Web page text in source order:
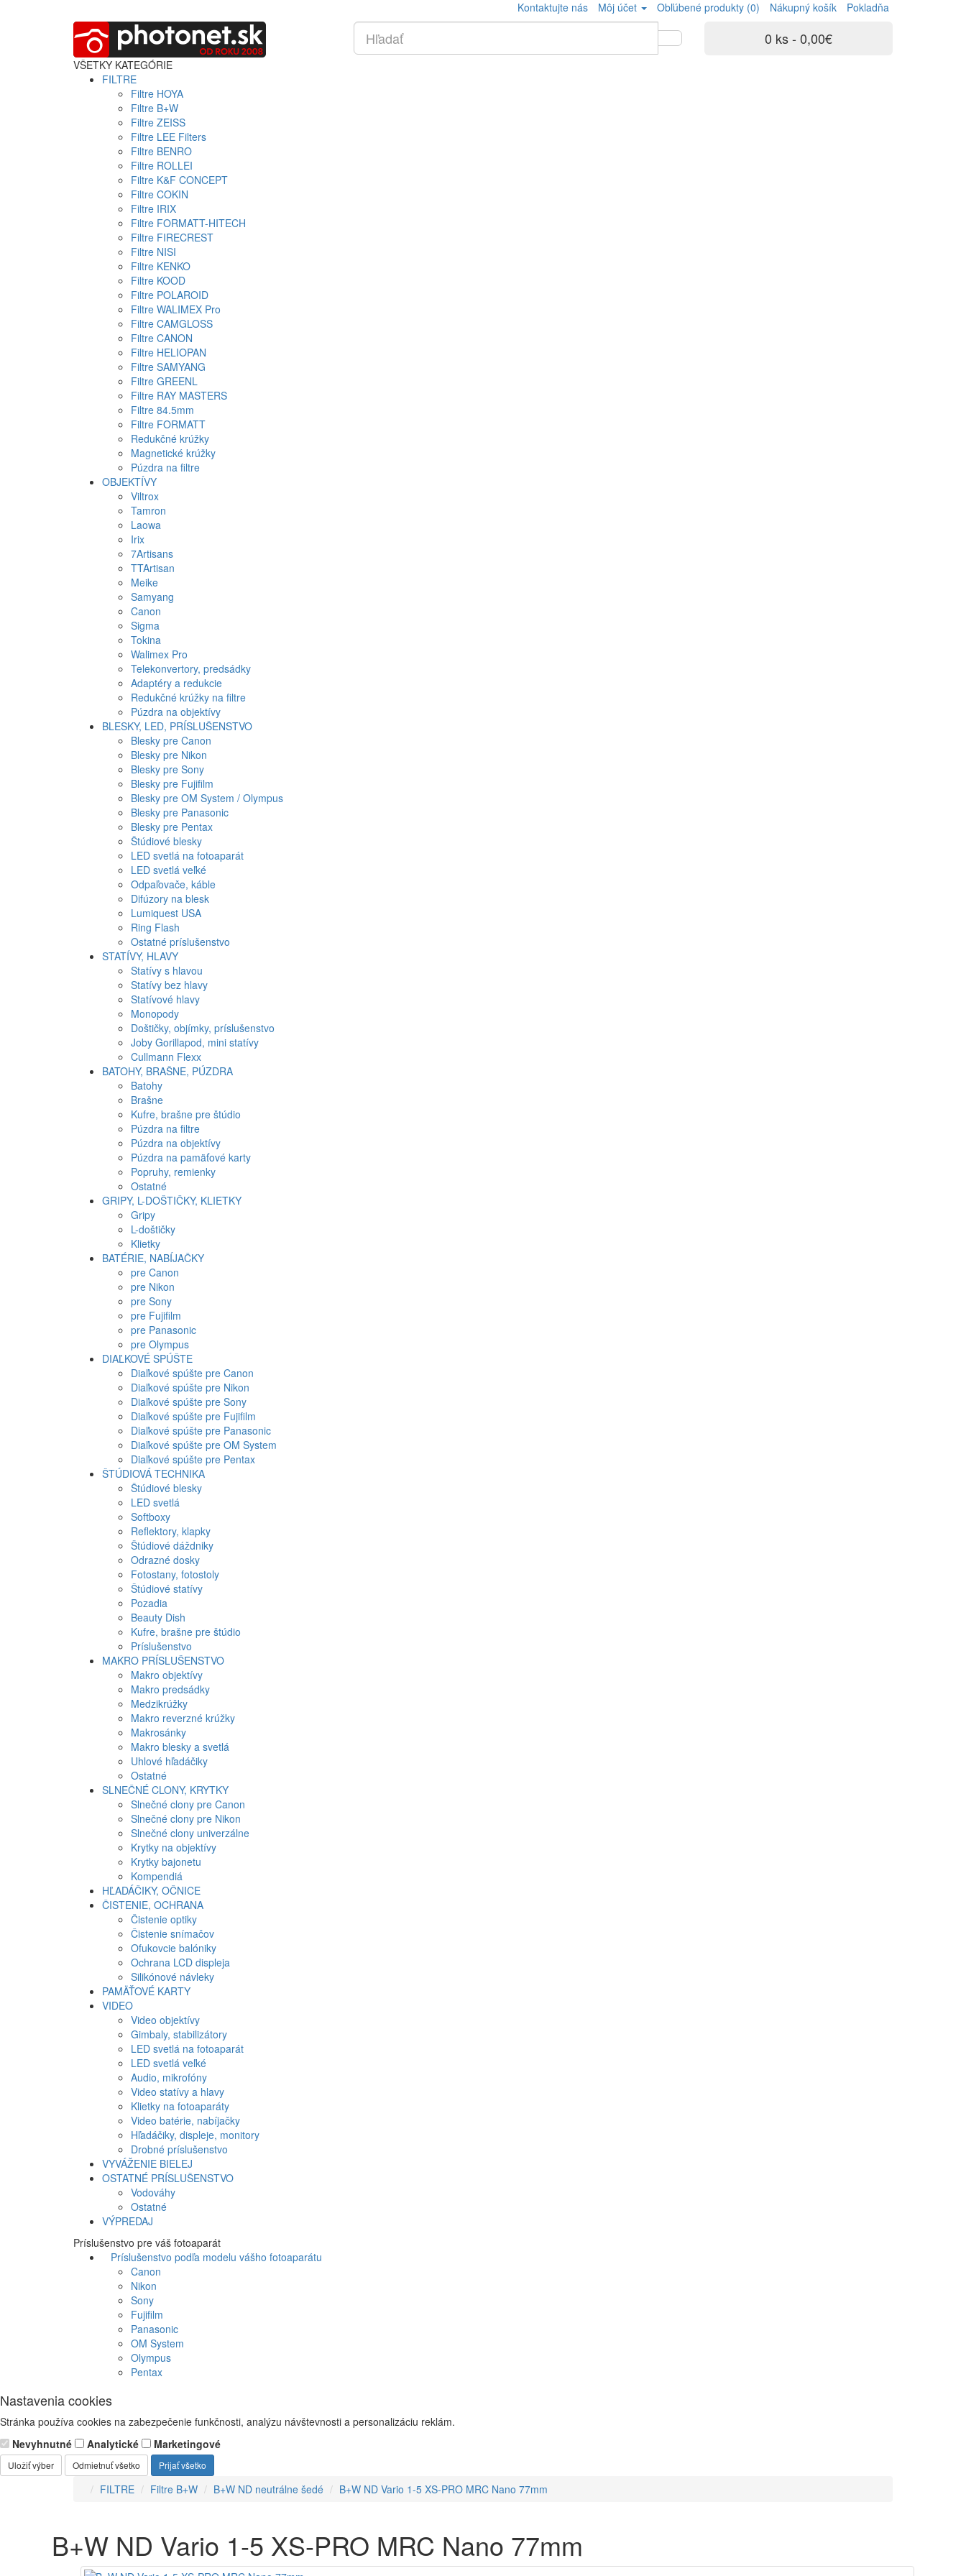
Kontaktujte nás Môj účet Obľúbené produkty (0) Nákupný košík Pokladňa
0 ks - 0,00€
VŠETKY KATEGÓRIE
FILTRE
Filtre HOYA
Filtre B+W
Filtre ZEISS
Filtre LEE Filters
Filtre BENRO
Filtre ROLLEI
Filtre K&F CONCEPT
Filtre COKIN
Filtre IRIX
Filtre FORMATT-HITECH
Filtre FIRECREST
Filtre NISI
Filtre KENKO
Filtre KOOD
Filtre POLAROID
Filtre WALIMEX Pro
Filtre CAMGLOSS
Filtre CANON
Filtre HELIOPAN
Filtre SAMYANG
Filtre GREENL
Filtre RAY MASTERS
Filtre 84.5mm
Filtre FORMATT
Redukčné krúžky
Magnetické krúžky
Púzdra na filtre
OBJEKTÍVY
Viltrox
Tamron
Laowa
Irix
7Artisans
TTArtisan
Meike
Samyang
Canon
Sigma
Tokina
Walimex Pro
Telekonvertory, predsádky
Adaptéry a redukcie
Redukčné krúžky na filtre
Púzdra na objektívy
BLESKY, LED, PRÍSLUŠENSTVO
Blesky pre Canon
Blesky pre Nikon
Blesky pre Sony
Blesky pre Fujifilm
Blesky pre OM System / Olympus
Blesky pre Panasonic
Blesky pre Pentax
Štúdiové blesky
LED svetlá na fotoaparát
LED svetlá veľké
Odpaľovače, káble
Difúzory na blesk
Lumiquest USA
Ring Flash
Ostatné príslušenstvo
STATÍVY, HLAVY
Statívy s hlavou
Statívy bez hlavy
Statívové hlavy
Monopody
Doštičky, objímky, príslušenstvo
Joby Gorillapod, mini statívy
Cullmann Flexx
BATOHY, BRAŠNE, PÚZDRA
Batohy
Brašne
Kufre, brašne pre štúdio
Púzdra na filtre
Púzdra na objektívy
Púzdra na pamäťové karty
Popruhy, remienky
Ostatné
GRIPY, L-DOŠTIČKY, KLIETKY
Gripy
L-doštičky
Klietky
BATÉRIE, NABÍJAČKY
pre Canon
pre Nikon
pre Sony
pre Fujifilm
pre Panasonic
pre Olympus
DIAĽKOVÉ SPÚŠTE
Diaľkové spúšte pre Canon
Diaľkové spúšte pre Nikon
Diaľkové spúšte pre Sony
Diaľkové spúšte pre Fujifilm
Diaľkové spúšte pre Panasonic
Diaľkové spúšte pre OM System
Diaľkové spúšte pre Pentax
ŠTÚDIOVÁ TECHNIKA
Štúdiové blesky
LED svetlá
Softboxy
Reflektory, klapky
Štúdiové dáždniky
Odrazné dosky
Fotostany, fotostoly
Štúdiové statívy
Pozadia
Beauty Dish
Kufre, brašne pre štúdio
Príslušenstvo
MAKRO PRÍSLUŠENSTVO
Makro objektívy
Makro predsádky
Medzikrúžky
Makro reverzné krúžky
Makrosánky
Makro blesky a svetlá
Uhlové hľadáčiky
Ostatné
SLNEČNÉ CLONY, KRYTKY
Slnečné clony pre Canon
Slnečné clony pre Nikon
Slnečné clony univerzálne
Krytky na objektívy
Krytky bajonetu
Kompendiá
HĽADÁČIKY, OČNICE
ČISTENIE, OCHRANA
Čistenie optiky
Čistenie snímačov
Ofukovcie balóniky
Ochrana LCD displeja
Silikónové návleky
PAMÄŤOVÉ KARTY
VIDEO
Video objektívy
Gimbaly, stabilizátory
LED svetlá na fotoaparát
LED svetlá veľké
Audio, mikrofóny
Video statívy a hlavy
Klietky na fotoaparáty
Video batérie, nabíjačky
Hľadáčiky, displeje, monitory
Drobné príslušenstvo
VYVÁŽENIE BIELEJ
OSTATNÉ PRÍSLUŠENSTVO
Vodováhy
Ostatné
VÝPREDAJ
Príslušenstvo pre váš fotoaparát
Príslušenstvo podľa modelu vášho fotoaparátu
Canon
Nikon
Sony
Fujifilm
Panasonic
OM System
Olympus
Pentax
Nastavenia cookies
Stránka používa cookies na zabezpečenie funkčnosti, analýzu návštevnosti a personalizáciu reklám.
Nevyhnutné
Analytické Marketingové
Uložiť výber Odmietnuť všetko Prijať všetko
FILTRE Filtre B+W B+W ND neutrálne šedé B+W ND Vario 1-5 XS-PRO MRC Nano 77mm
B+W ND Vario 1-5 XS-PRO MRC Nano 77mm